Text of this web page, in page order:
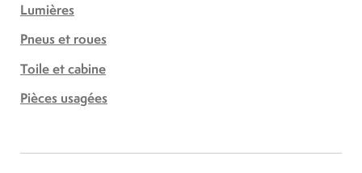
Lumières
Pneus et roues
Toile et cabine
Pièces usagées